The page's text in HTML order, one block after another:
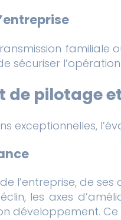
familiale
sécuriser
de pilotage
exceptionnelles,
l’entreprise, de
les axes
développement.